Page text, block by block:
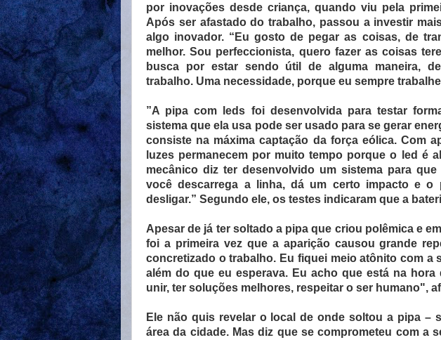
por inovações desde criança, quando viu pela
Após ser afastado do trabalho, passou a investir
algo inovador. “Eu gosto de pegar as coisas, de
melhor. Sou perfeccionista, quero fazer as coisas
busca por estar sendo útil de alguma maneira,
trabalho. Uma necessidade, porque eu sempre
”A pipa com leds foi desenvolvida para testar
sistema que ela usa pode ser usado para se gerar
consiste na máxima captação da força eólica. Com
luzes permanecem por muito tempo porque o led é
mecânico diz ter desenvolvido um sistema para
você descarrega a linha, dá um certo impacto e o
desligar.” Segundo ele, os testes indicaram que a
Apesar de já ter soltado a pipa que criou polêmica e
foi a primeira vez que a aparição causou grande
concretizado o trabalho. Eu fiquei meio atônito com a
além do que eu esperava. Eu acho que está na
unir, ter soluções melhores, respeitar o ser humano",
Ele não quis revelar o local de onde soltou a pipa –
área da cidade. Mas diz que se comprometeu com a